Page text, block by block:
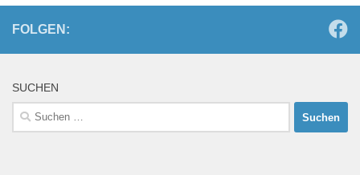
FOLGEN:
SUCHEN
Suchen
nach: